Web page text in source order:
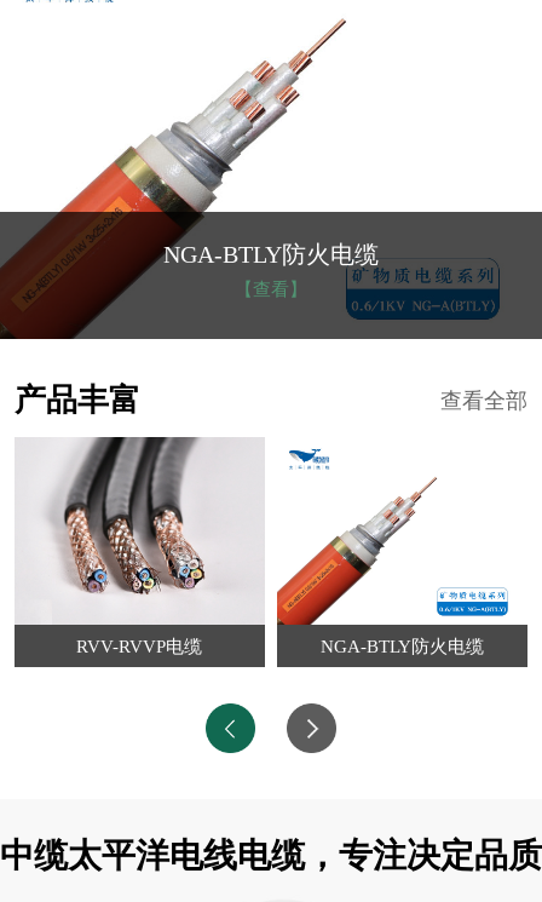
NGA-BTLY防火电缆
【查看】
查看全部
产品丰富
RVV-RVVP电缆 NGA-BTLY防火电缆
中缆太平洋电线电缆，专注决定品质